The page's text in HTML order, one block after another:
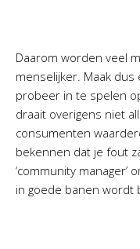
Daarom worden veel
menselijker. Maak
probeer in te spelen
draait overigens niet
consumenten
bekennen dat je fout
‘community manager’
in goede banen wordt